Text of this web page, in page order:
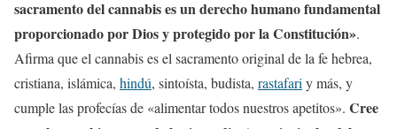
sacramento del cannabis es un derecho humano fundamental
proporcionado por Dios y protegido por la Constitución».
Afirma que el cannabis es el sacramento original de la fe hebrea,
cristiana, islámica, hindú, sintoísta, budista, rastafariy más, y
cumple las profecías de «alimentar todos nuestros apetitos». Cree